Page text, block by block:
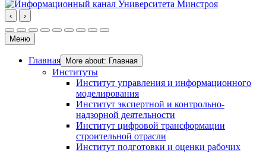
‹ ›
Меню
Главная More about: Главная
Институты
Институт управления и информационного
моделирования
Институт экспертной и контрольно-
надзорной деятельности
Институт цифровой трансформации
строительной отрасли
Институт подготовки и оценки рабочих